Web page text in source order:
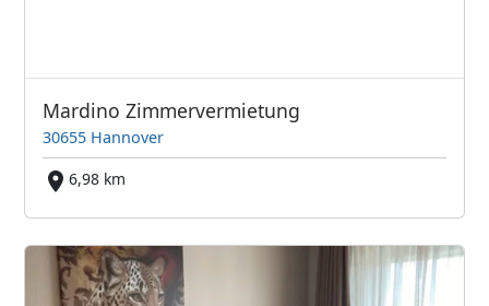
Mardino Zimmervermietung
30655 Hannover
6,98 km